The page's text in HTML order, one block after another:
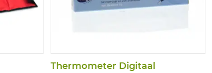
Thermometer Digitaal